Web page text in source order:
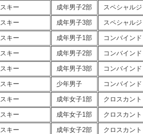
スキー 成年男子2部 スペシャル
スキー 成年男子3部 スペシャル
スキー 成年男子1部 コンバインド
スキー 成年男子2部 コンバインド
スキー 成年男子3部 コンバインド
スキー 少年男子 コンバインド
スキー 成年女子1部 クロスカン
スキー 成年女子1部 クロスカン
スキー 成年女子2部 クロスカン